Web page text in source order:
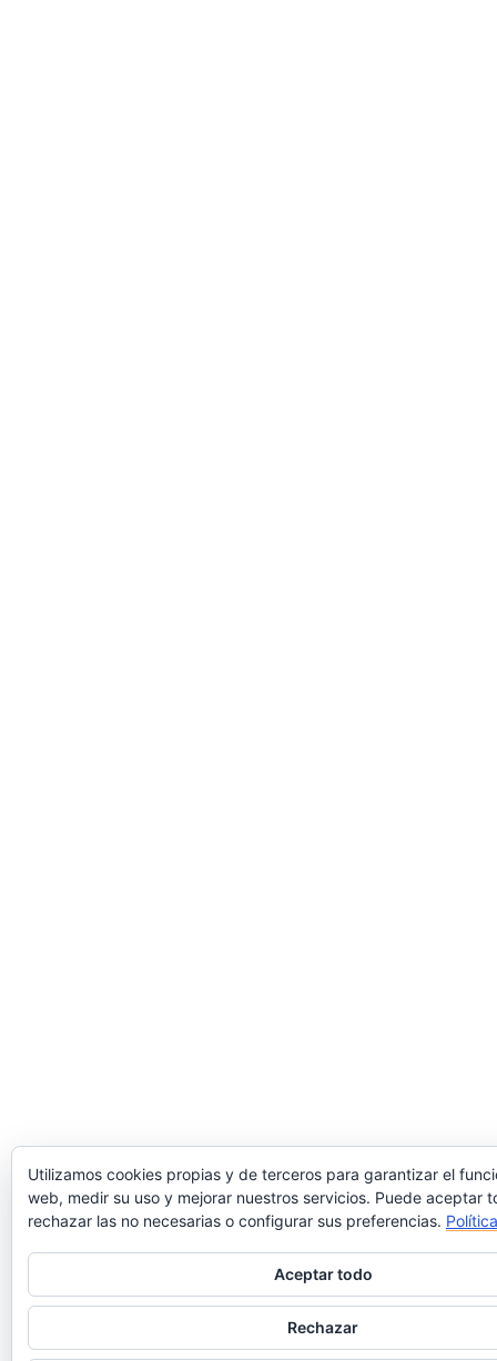
Utilizamos cookies propias y de terceros para garantizar el
web, medir su uso y mejorar nuestros servicios. Puede aceptar
rechazar las no necesarias o configurar sus preferencias.
Aceptar todo
Rechazar